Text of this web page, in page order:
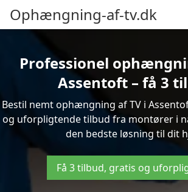
Ophængning-af-tv.dk
Professionel
Assentoft – få 3
Bestil nemt ophængning af TV i
og uforpligtende tilbud fra montører i
den bedste løsning til dit
Få 3 tilbud, gratis og